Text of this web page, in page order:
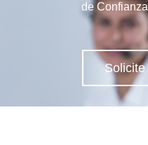
de
Solicite